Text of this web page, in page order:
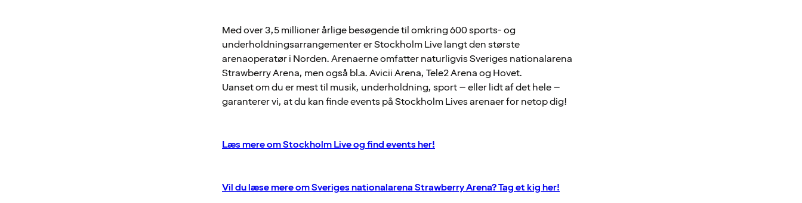
Med over 3,5 millioner årlige besøgende til omkring 600 sports- og
underholdningsarrangementer er Stockholm Live langt den største
arenaoperatør i Norden. Arenaerne omfatter naturligvis Sveriges nationalarena
Strawberry Arena, men også bl.a. Avicii Arena, Tele2 Arena og Hovet.
Uanset om du er mest til musik, underholdning, sport – eller lidt af det hele –
garanterer vi, at du kan finde events på Stockholm Lives arenaer for netop dig!
Læs mere om Stockholm Live og find events her!
Vil du læse mere om Sveriges nationalarena Strawberry Arena? Tag et kig her!